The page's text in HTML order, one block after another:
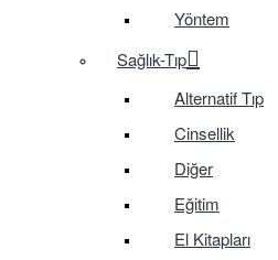
Yöntem
Sağlık-Tıp
Alternatif Tıp
Cinsellik
Diğer
Eğitim
El Kitapları